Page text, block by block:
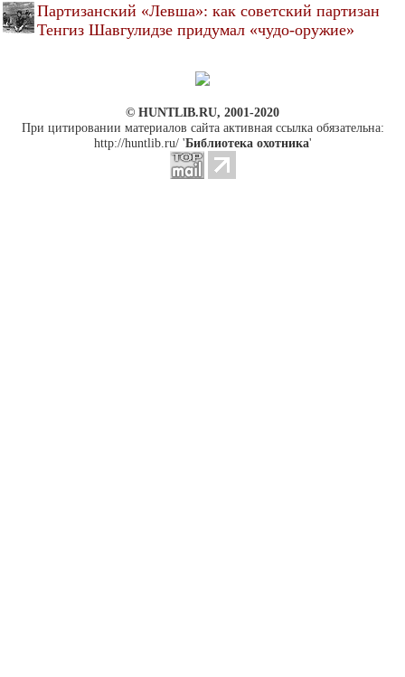
Партизанский «Левша»: как советский партизан
Тенгиз Шавгулидзе придумал «чудо-оружие»
© HUNTLIB.RU, 2001-2020
При цитировании материалов сайта активная ссылка обязательна:
http://huntlib.ru/ 'Библиотека охотника'